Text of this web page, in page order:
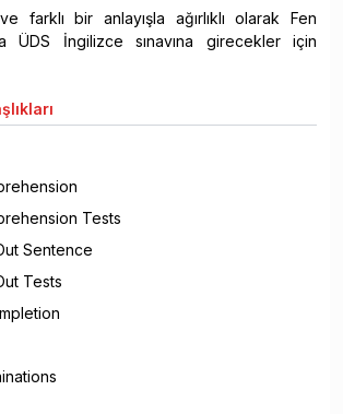
farklı bir anlayışla ağırlıklı olarak Fen
ÜDS İngilizce sınavına girecekler için
Tests
Sentence
Tests